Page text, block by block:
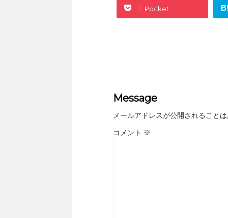
Pocket
Message
メールアドレスが公開されること
コメント ※